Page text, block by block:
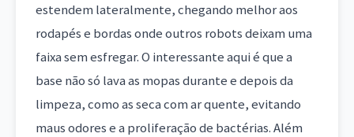
estendem lateralmente, chegando melhor aos
rodapés e bordas onde outros robots deixam uma
faixa sem esfregar. O interessante aqui é que a
base não só lava as mopas durante e depois da
limpeza, como as seca com ar quente, evitando
maus odores e a proliferação de bactérias. Além